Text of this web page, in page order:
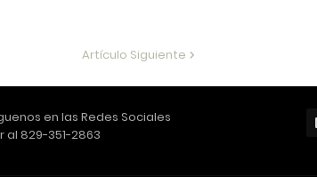
Artículo Siguiente
en las Redes Sociales
829-351-2863